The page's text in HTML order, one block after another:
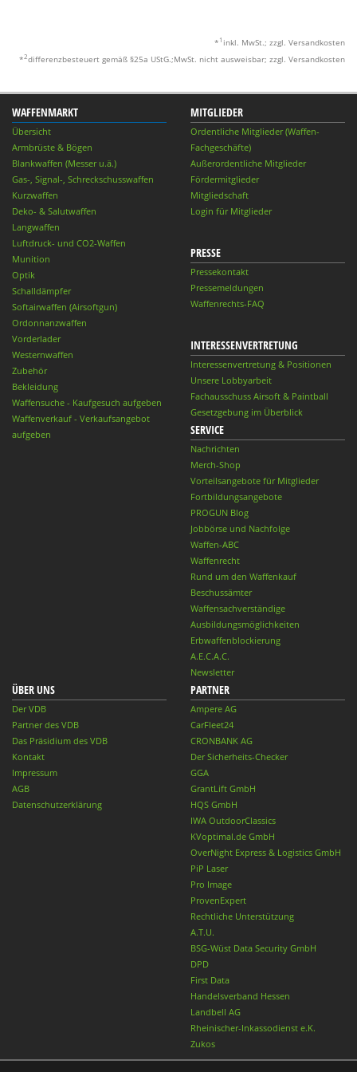
* 1 inkl. MwSt.; zzgl. Versandkosten
*2differenzbesteuert gemäß §25a UStG.;MwSt. nicht ausweisbar; zzgl. Versandkosten
WAFFENMARKT
Übersicht
Armbrüste & Bögen
Blankwaffen (Messer u.ä.)
Gas-, Signal-, Schreckschusswaffen
Kurzwaffen
Deko- & Salutwaffen
Langwaffen
Luftdruck- und CO2-Waffen
Munition
Optik
Schalldämpfer
Softairwaffen (Airsoftgun)
Ordonnanzwaffen
Vorderlader
Westernwaffen
Zubehör
Bekleidung
Waffensuche - Kaufgesuch aufgeben
Waffenverkauf - Verkaufsangebot
aufgeben
MITGLIEDER
Ordentliche Mitglieder (Waffen-
Fachgeschäfte)
Außerordentliche Mitglieder
Fördermitglieder
Mitgliedschaft
Login für Mitglieder
PRESSE
Pressekontakt
Pressemeldungen
Waffenrechts-FAQ
INTERESSENVERTRETUNG
Interessenvertretung & Positionen
Unsere Lobbyarbeit
Fachausschuss Airsoft & Paintball
Gesetzgebung im Überblick
SERVICE
Nachrichten
Merch-Shop
Vorteilsangebote für Mitglieder
Fortbildungsangebote
PROGUN Blog
Jobbörse und Nachfolge
Waffen-ABC
Waffenrecht
Rund um den Waffenkauf
Beschussämter
Waffensachverständige
Ausbildungsmöglichkeiten
Erbwaffenblockierung
A.E.C.A.C.
Newsletter
ÜBER UNS
Der VDB
Partner des VDB
Das Präsidium des VDB
Kontakt
Impressum
AGB
Datenschutzerklärung
PARTNER
Ampere AG
CarFleet24
CRONBANK AG
Der Sicherheits-Checker
GGA
GrantLift GmbH
HQS GmbH
IWA OutdoorClassics
KVoptimal.de GmbH
OverNight Express & Logistics GmbH
PiP Laser
Pro Image
ProvenExpert
Rechtliche Unterstützung
A.T.U.
BSG-Wüst Data Security GmbH
DPD
First Data
Handelsverband Hessen
Landbell AG
Rheinischer-Inkassodienst e.K.
Zukos